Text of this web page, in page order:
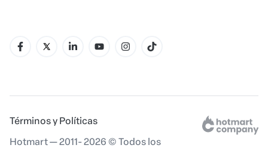
Términos y Políticas
Hotmart — 2011- 2026 © Todos los